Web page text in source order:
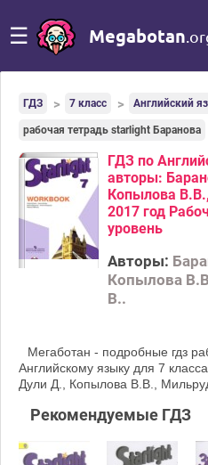
☰ Megabotan
ГДЗ 7 класс Английский
рабочая тетрадь starlight Баранова
ГДЗ по
авторы:
Копылова
2017 год
уровень
Авторы:
Копылова
В..
Мегаботан - подробные гдз
Английскому языку для 7
Дули Д., Копылова В.В.,
Рекомендуемые ГДЗ